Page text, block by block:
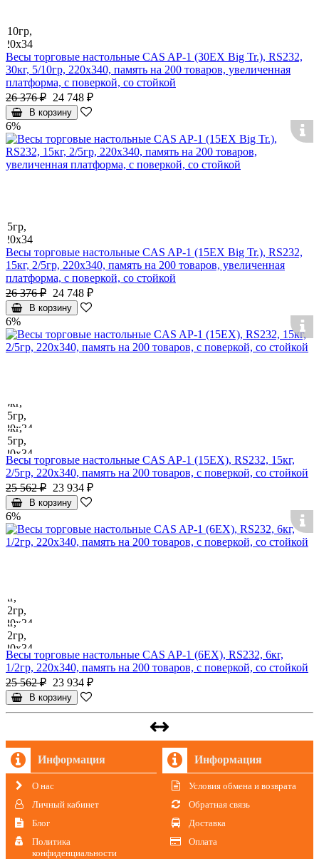
Весы торговые настольные CAS AP-1 (30EX Big Tr.), RS232,
30кг, 5/10гр, 220x340, память на 200 товаров, увеличенная
платформа, с поверкой, со стойкой
26 376 ₽ 24 748 ₽
В корзину
6%
Весы торговые настольные CAS AP-1 (15EX Big Tr.), RS232,
15кг, 2/5гр, 220x340, память на 200 товаров, увеличенная
платформа, с поверкой, со стойкой
26 376 ₽ 24 748 ₽
В корзину
6%
Весы торговые настольные CAS AP-1 (15EX), RS232, 15кг,
2/5гр, 220x340, память на 200 товаров, с поверкой, со стойкой
25 562 ₽ 23 934 ₽
В корзину
6%
Весы торговые настольные CAS AP-1 (6EX), RS232, 6кг,
1/2гр, 220x340, память на 200 товаров, с поверкой, со стойкой
25 562 ₽ 23 934 ₽
В корзину
Информация
О нас
Личный кабинет
Блог
Политика
конфиденциальности
Информация
Условия обмена и возврата
Обратная связь
Доставка
Оплата